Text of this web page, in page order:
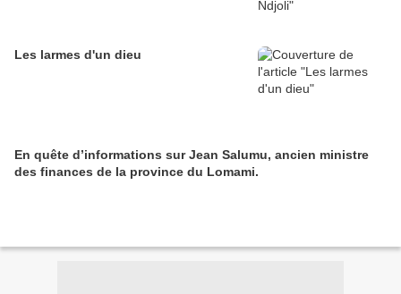
Les larmes d'un dieu
En quête d’informations sur Jean Salumu, ancien ministre
des finances de la province du Lomami.